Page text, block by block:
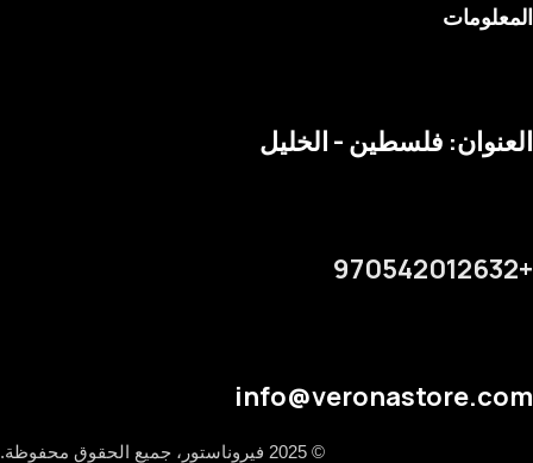
المعلومات
العنوان: فلسطين - الخليل
+970542012632
info@veronastore.com
© 2025 فيروناستور، جميع الحقوق محفوظة.